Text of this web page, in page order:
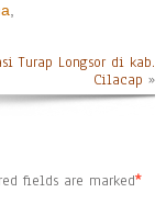
Turap Longsor di kab.
Cilacap »
fields are marked*